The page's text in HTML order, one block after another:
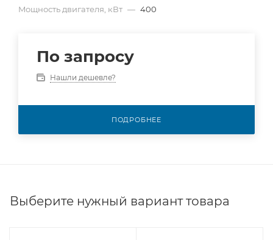
Mощность двигателя, кВт — 400
По запросу
Нашли дешевле?
ПОДРОБНЕЕ
Выберите нужный вариант товара